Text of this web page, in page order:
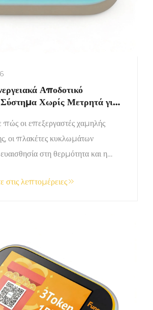
Αποδοτικό
Χωρίς Μετρητά για
πώς οι επεξεργαστές χαμηλής
οι πλακέτες κυκλωμάτων
στη θερμότητα και η
των αρκάν κατά 40–60%.
ανάλυση.
στις λεπτομέρειες